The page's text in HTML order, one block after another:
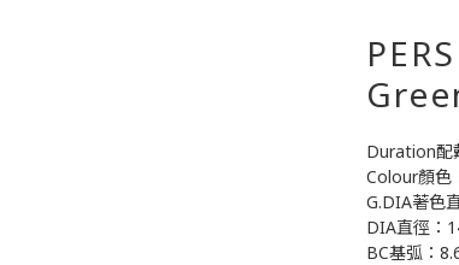
Duration配
Colour顏色
G.DIA著色
DIA直徑：
BC基弧：